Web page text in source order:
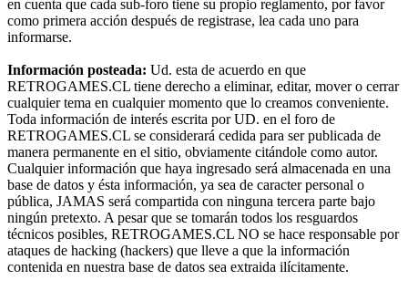
en cuenta que cada sub-foro tiene su propio reglamento, por favor
como primera acción después de registrase, lea cada uno para
informarse.
Información posteada: Ud. esta de acuerdo en que
RETROGAMES.CL tiene derecho a eliminar, editar, mover o cerrar
cualquier tema en cualquier momento que lo creamos conveniente.
Toda información de interés escrita por UD. en el foro de
RETROGAMES.CL se considerará cedida para ser publicada de
manera permanente en el sitio, obviamente citándole como autor.
Cualquier información que haya ingresado será almacenada en una
base de datos y ésta información, ya sea de caracter personal o
pública, JAMAS será compartida con ninguna tercera parte bajo
ningún pretexto. A pesar que se tomarán todos los resguardos
técnicos posibles, RETROGAMES.CL NO se hace responsable por
ataques de hacking (hackers) que lleve a que la información
contenida en nuestra base de datos sea extraida ilícitamente.